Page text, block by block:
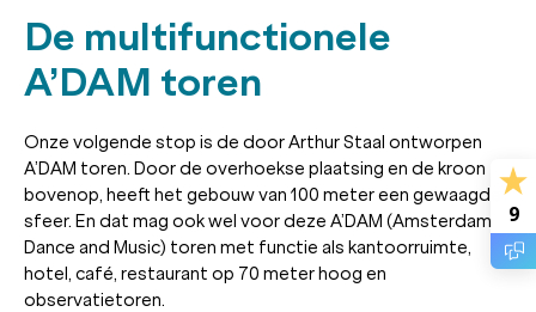
De multifunctionele
A’DAM toren
Onze volgende stop is de door Arthur Staal ontworpen
A’DAM toren. Door de overhoekse plaatsing en de kroon
bovenop, heeft het gebouw van 100 meter een gewaagde
sfeer. En dat mag ook wel voor deze A’DAM (Amsterdam
Dance and Music) toren met functie als kantoorruimte,
hotel, café, restaurant op 70 meter hoog en
observatietoren.
9